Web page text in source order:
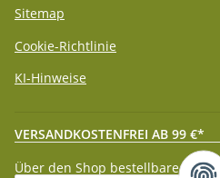
Sitemap
Cookie-Richtlinie
KI-Hinweise
VERSANDKOSTENFREI AB 99 €*
Über den Shop bestellbare